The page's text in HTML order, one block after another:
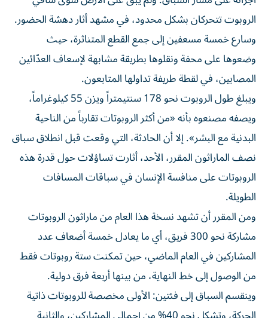
الروبوت تتحركان بشكل محدود، في مشهد أثار دهشة الحضور.
وسارع خمسة مسعفين إلى جمع القطع المتناثرة، حيث
وضعوها على محفة ونقلوها بطريقة مشابهة لإسعاف العدّائين
المصابين، في لقطة طريفة تداولها المتابعون.
ويبلغ طول الروبوت نحو 178 سنتيمتراً ويزن 55 كيلوغراماً،
ويصفه مصنعوه بأنه «من أكثر الروبوتات تقارباً من الناحية
البدنية مع البشر». إلا أن الحادثة، التي وقعت قبل انطلاق سباق
نصف الماراثون المقرر، الأحد، أثارت تساؤلات حول قدرة هذه
الروبوتات على منافسة الإنسان في سباقات المسافات
الطويلة.
ومن المقرر أن تشهد نسخة هذا العام من ماراثون الروبوتات
مشاركة نحو 300 فريق، أي ما يعادل خمسة أضعاف عدد
المشاركين في العام الماضي، حين تمكنت ستة روبوتات فقط
من الوصول إلى خط النهاية، من بينها أربعة فرق دولية.
وينقسم السباق إلى فئتين: الأولى مخصصة للروبوتات ذاتية